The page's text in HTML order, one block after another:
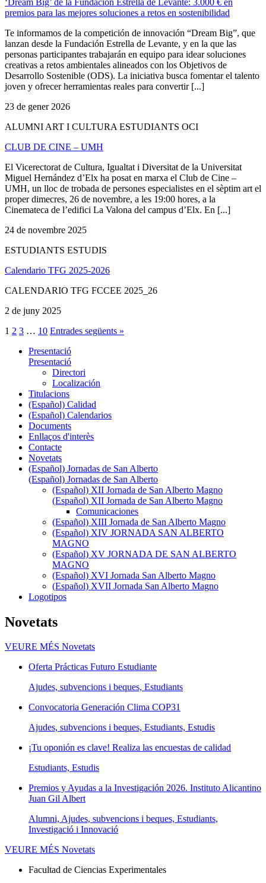
premios para las mejores soluciones a retos en sostenibilidad
Te informamos de la competición de innovación “Dream Big”, que
lanzan desde la Fundación Estrella de Levante, y en la que las
personas participantes trabajarán en equipo para idear soluciones
creativas a retos ambientales alineados con los Objetivos de
Desarrollo Sostenible (ODS). La iniciativa busca fomentar el talento
joven y ofrecer herramientas reales para convertir [...]
23 de gener 2026
ALUMNI ART I CULTURA ESTUDIANTS OCI
CLUB DE CINE – UMH
El Vicerectorat de Cultura, Igualtat i Diversitat de la Universitat
Miguel Hernández d’Elx ha posat en marxa el Club de Cine –
UMH, un lloc de trobada de persones especialistes en el sèptim art el
proper dimecres, 26 de novembre, a les 19:00 hores, a la
Cinemateca de l’edifici La Valona del campus d’Elx. En [...]
24 de novembre 2025
ESTUDIANTS ESTUDIS
Calendario TFG 2025-2026
CALENDARIO TFG FCCEE 2025_26
2 de juny 2025
1 2 3 … 10 Entrades següents »
Presentació
Presentació
Directori
Localización
Titulacions
(Español) Calidad
(Español) Calendarios
Documents
Enllaços d'interès
Contacte
Novetats
(Español) Jornadas de San Alberto
(Español) Jornadas de San Alberto
(Español) XII Jornada de San Alberto Magno
(Español) XII Jornada de San Alberto Magno
Comunicaciones
(Español) XIII Jornada de San Alberto Magno
(Español) XIV JORNADA SAN ALBERTO
MAGNO
(Español) XV JORNADA DE SAN ALBERTO
MAGNO
(Español) XVI Jornada San Alberto Magno
(Español) XVII Jornada San Alberto Magno
Logotipos
Novetats
VEURE MÉS Novetats
Oferta Prácticas Futuro Estudiante
Ajudes, subvencions i beques, Estudiants
Convocatoria Generación Clima COP31
Ajudes, subvencions i beques, Estudiants, Estudis
¡Tu oponión es clave! Realiza las encuestas de calidad
Estudiants, Estudis
Premios y Ayudas a la Investigación 2026. Instituto Alicantino
Juan Gil Albert
Alumni, Ajudes, subvencions i beques, Estudiants,
Investigació i Innovació
VEURE MÉS Novetats
Facultad de Ciencias Experimentales